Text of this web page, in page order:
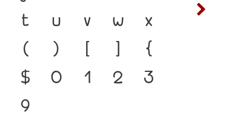
t u v w
x
( ) [ ]
{
$ 0 1 2
3
9
ทันกระแสการ
งสร้างแกร่งของ
องชาติ
ห